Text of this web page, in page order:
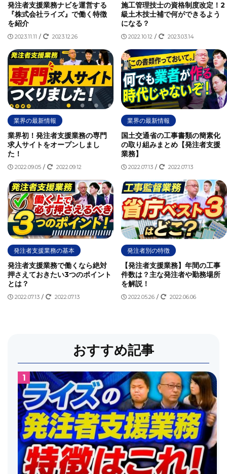
発注者支援業務ナビを運営する
『株式会社ライズ』で働く特徴
を紹介
2023.11.11 / 2023.12.26
施工管理技士の資格制度改定！2
級土木技士補で何ができるよう
になる？
2022.10.12 / 2023.03.14
業界の最新情報
業界初！発注者支援業務の専門
求人サイトをオープンしまし
た！
2022.09.05 / 2022.09.12
業界の最新情報
国土交通省の工事書類の簡素化
の取り組みまとめ【発注者支援
業務】
2022.07.13 / 2022.07.13
発注者支援業務の基本
発注者支援業務で働くなら絶対
押さえておきたい3つのポイント
とは？
2022.07.13 / 2022.07.13
発注者別の特徴
【発注者支援業務】年間の工事
件数は？主な発注者や勤務場所
を解説！
2022.05.26 / 2022.06.06
おすすめ記事